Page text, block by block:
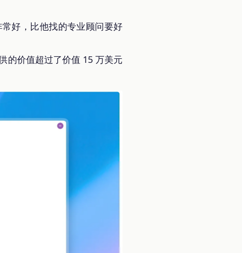
常好，比他找的专业顾问要好
的价值超过了价值 15 万美元